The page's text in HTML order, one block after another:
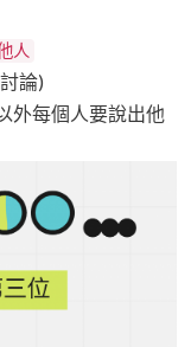
人
論)
外每個人要說出他